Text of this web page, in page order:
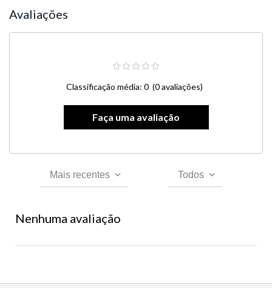
Avaliações
Classificação média: 0 (0 avaliações)
Mais recentes Todos
Nenhuma avaliação